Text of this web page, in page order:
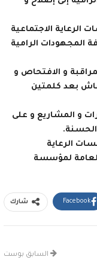
الاجتماعية
المجهودات الرامية
و الافتحاص و
بعد كلمتين
و المشاريع و على
الحسنة.
الرعاية
العامة لمؤسسة
شارك Facebook
السابق بوست